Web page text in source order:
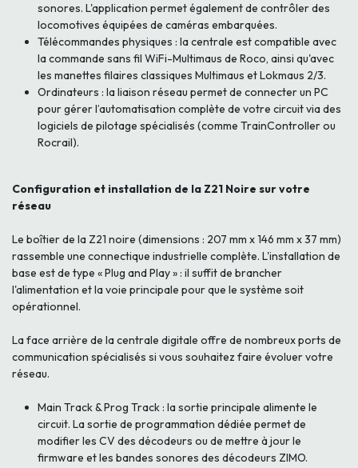
sonores. L'application permet également de contrôler des
locomotives équipées de caméras embarquées.
Télécommandes physiques : la centrale est compatible avec
la commande sans fil WiFi-Multimaus de Roco, ainsi qu'avec
les manettes filaires classiques Multimaus et Lokmaus 2/3.
Ordinateurs : la liaison réseau permet de connecter un PC
pour gérer l’automatisation complète de votre circuit via des
logiciels de pilotage spécialisés (comme TrainController ou
Rocrail).
Configuration et installation de la Z21 Noire sur votre
réseau
Le boîtier de la Z21 noire (dimensions : 207 mm x 146 mm x 37 mm)
rassemble une connectique industrielle complète. L'installation de
base est de type « Plug and Play » : il suffit de brancher
l'alimentation et la voie principale pour que le système soit
opérationnel.
La face arrière de la centrale digitale offre de nombreux ports de
communication spécialisés si vous souhaitez faire évoluer votre
réseau.
Main Track & Prog Track : la sortie principale alimente le
circuit. La sortie de programmation dédiée permet de
modifier les CV des décodeurs ou de mettre à jour le
firmware et les bandes sonores des décodeurs ZIMO.